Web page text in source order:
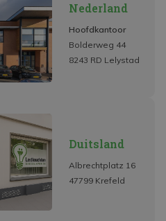
Nederland
Hoofdkantoor
Bolderweg 44
8243 RD Lelystad
Duitsland
Albrechtplatz 16
47799 Krefeld